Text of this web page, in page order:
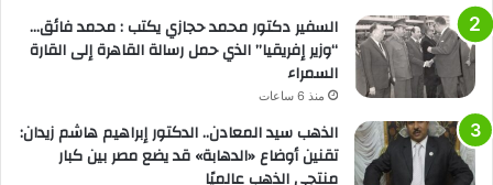
السفير دكتور محمد حجازي يكتب : محمد فائق…
“وزير إفريقيا” الذي حمل رسالة القاهرة إلى القارة
السمراء
منذ 6 ساعات
الذهب سيد المعادن.. الدكتور إبراهيم هاشم زيدان:
تقنين أوضاع «الدهابة» قد يضع مصر بين كبار